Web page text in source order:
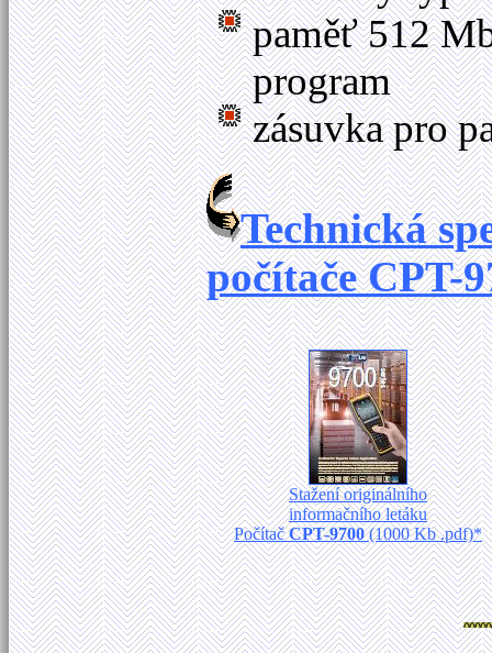
paměť 512
program
zásuvka pro
Technická
počítačeCPT-
Stažení originálního
informačního letáku
PočítačCPT-9700(1000 Kb .pdf)*